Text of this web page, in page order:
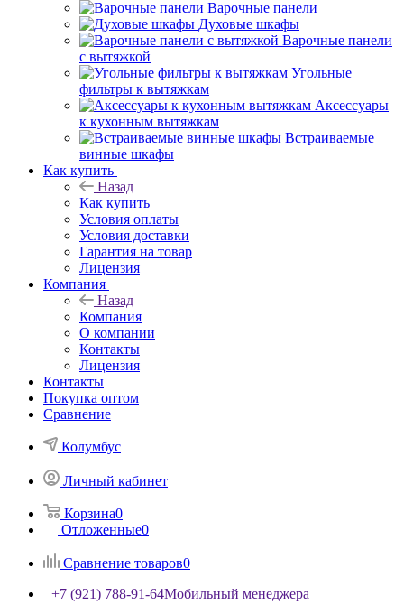
Варочные панели
Духовые шкафы
Варочные панели
с вытяжкой
Угольные
фильтры к вытяжкам
Аксессуары
к кухонным вытяжкам
Встраиваемые
винные шкафы
Как купить
Назад
Как купить
Условия оплаты
Условия доставки
Гарантия на товар
Лицензия
Компания
Назад
Компания
О компании
Контакты
Лицензия
Контакты
Покупка оптом
Сравнение
Колумбус
Личный кабинет
Корзина0
Отложенные0
Сравнение товаров0
+7 (921) 788-91-64Мобильный менеджера